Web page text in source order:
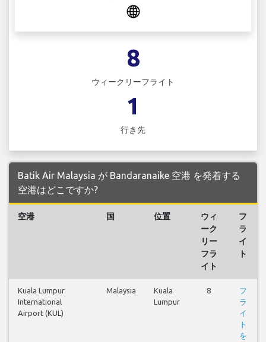
8
ウィークリーフライト
1
行き先
Batik Air Malaysia が Bandaranaike 空港 を発着する
空港はどこですか?
空港 国 位置
ウィ
ーク
リー
フラ
イト
フ
ラ
イ
ト
Kuala Lumpur
International
Airport (KUL)
Malaysia
Kuala
Lumpur
8
フ
ラ
イ
ト
を